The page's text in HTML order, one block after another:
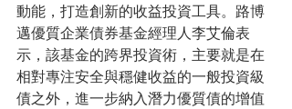
動能，打造創新的收益投資工具。路博
邁優質企業債券基金經理人李艾倫表
示，該基金的跨界投資術，主要就是在
相對專注安全與穩健收益的一般投資級
債之外，進一步納入潛力優質債的增值